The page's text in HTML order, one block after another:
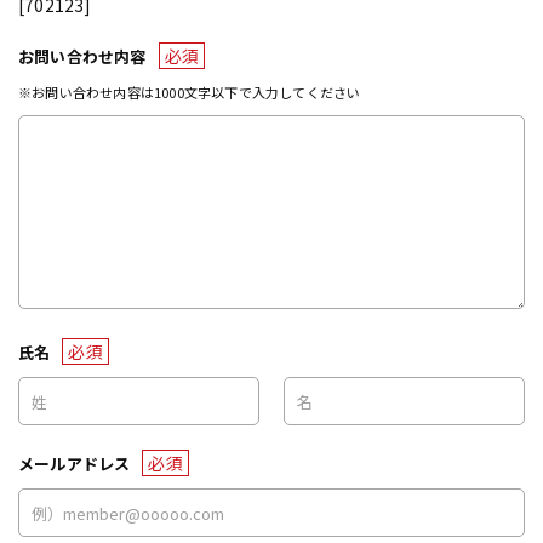
[702123]
お問い合わせ内容 必須
※お問い合わせ内容は1000文字以下で入力してください
氏名 必須
メールアドレス 必須